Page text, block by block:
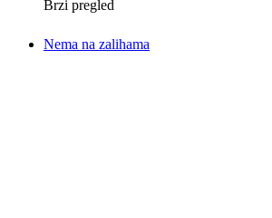
Brzi pregled
Nema na zalihama